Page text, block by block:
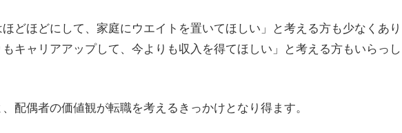
どほどにして、家庭にウエイトを置いてほしい」と考える方も少なくあり
キャリアアップして、今よりも収入を得てほしい」と考える方もいらっし
配偶者の価値観が転職を考えるきっかけとなり得ます。